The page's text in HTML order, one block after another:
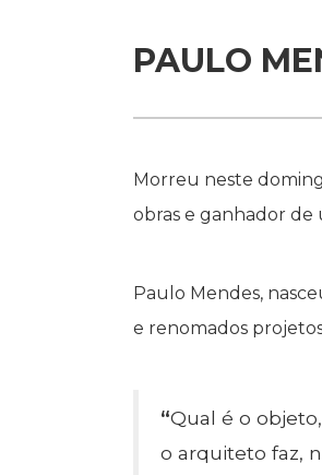
PAULO
Morreu neste
obras e ganhador de
Paulo Mendes,
e renomados
“Qual é o
o arquiteto faz,